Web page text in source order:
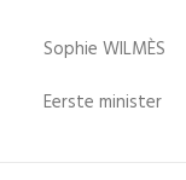
Sophie WILMÈS
Eerste minister